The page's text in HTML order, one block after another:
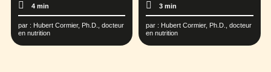
4 min
par : Hubert Cormier, Ph.D., docteur
en nutrition
3 min
par : Hubert Cormier, Ph.D., docteur
en nutrition